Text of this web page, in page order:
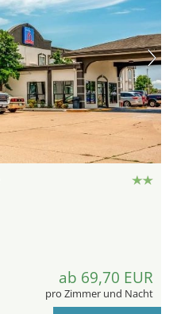
ab 69,70 EUR
pro Zimmer und Nacht